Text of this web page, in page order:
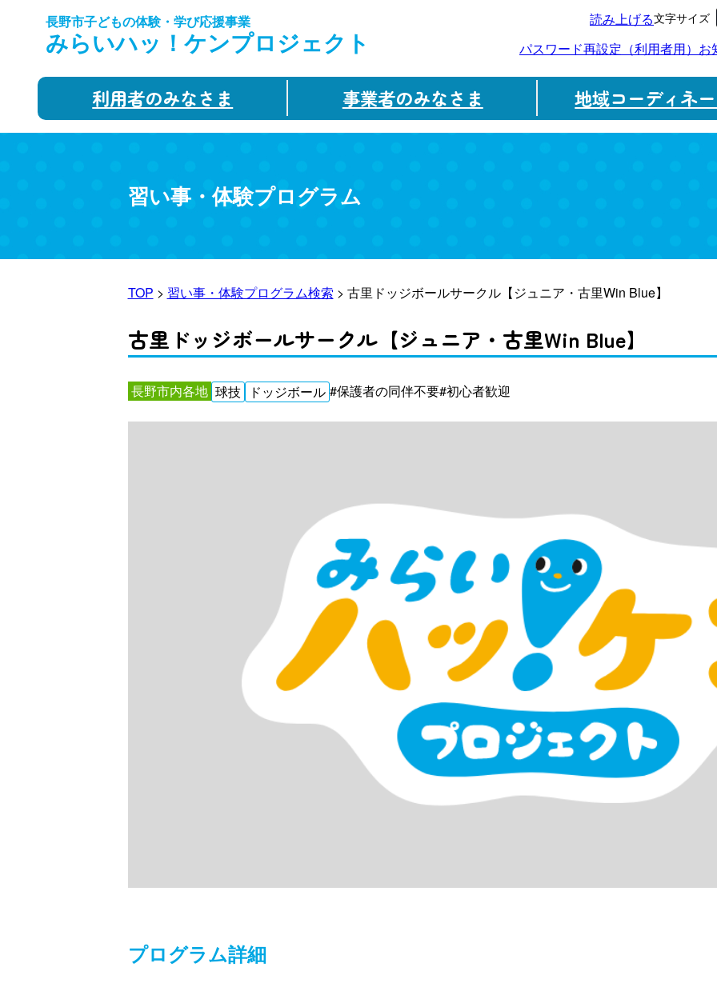
長野市子どもの体験・学び応援事業
みらいハッ！ケンプロジェクト
読み上げる文字サイズ
パスワード再設定（利用者用） お
利用者のみなさま 事業者のみなさま 地域コーディネ
習い事・体験プログラム
TOP > 習い事・体験プログラム検索 > 古里ドッジボールサークル【ジュニア・古里Win Blue】
古里ドッジボールサークル【ジュニア・古里Win Blue】
長野市内各地 球技 ドッジボール #保護者の同伴不要#初心者歓迎
プログラム詳細